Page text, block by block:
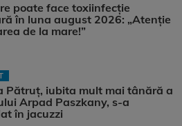
poate face toxiinfecție
în luna august 2026: „Atenție
de la mare!”
Pătruț, iubita mult mai tânără a
Arpad Paszkany, s-a
în jacuzzi